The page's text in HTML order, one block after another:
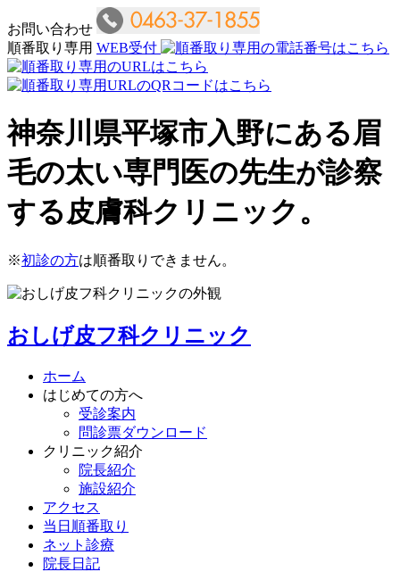
お問い合わせ
順番取り専用 WEB受付
神奈川県平塚市入野にある眉
毛の太い専門医の先生が診察
する皮膚科クリニック。
※初診の方は順番取りできません。
おしげ皮フ科クリニック
ホーム
はじめての方へ
受診案内
問診票ダウンロード
クリニック紹介
院長紹介
施設紹介
アクセス
当日順番取り
ネット診療
院長日記